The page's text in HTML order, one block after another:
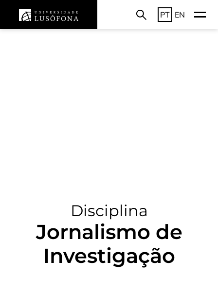
PT EN
Disciplina
Jornalismo de
Investigação